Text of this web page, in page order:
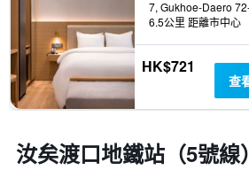
6.5公里 距離市中心
HK$721
查
汝矣渡口地鐵站（5號線